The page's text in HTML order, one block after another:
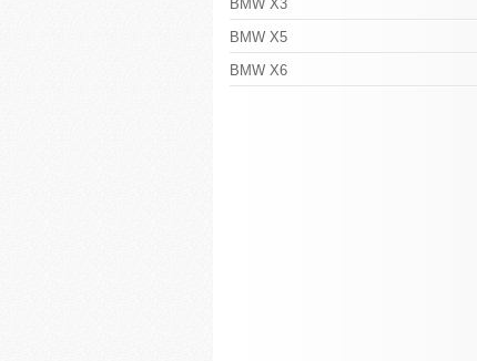
BMW X3
BMW X5
BMW X6